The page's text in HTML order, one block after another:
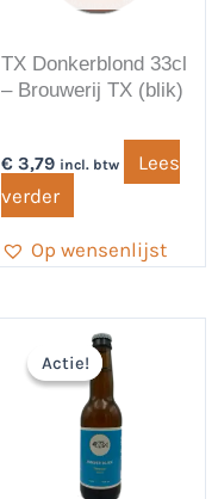
TX Donkerblond 33cl
– Brouwerij TX (blik)
€3,79 incl. btw
Lees
verder
Op wensenlijst
Actie!
Actie!
Oorspronkelijke
prijs
was:
€ 3,69.
is:
€ 2,69.